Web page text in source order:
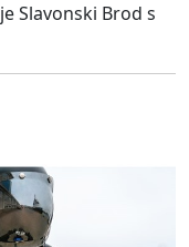
Slavonski Brod s